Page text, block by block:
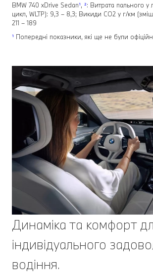
BMW 740 xDrive Sedan¹, ²: Витрата пального
цикл, WLTP): 9,3 – 8,3; Викиди СО2 у г/км
211 – 189
¹ Попередні показники, які ще не були
Динаміка та комфорт
індивідуального
водіння.